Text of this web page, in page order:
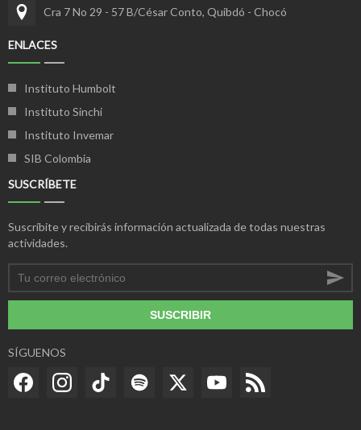
Cra 7 No 29 - 57 B/César Conto, Quibdó - Chocó
ENLACES
Instituto Humbolt
Instituto Sinchi
Instituto Invemar
SIB Colombia
SUSCRÍBETE
Suscríbite y recibirás información actualizada de todas nuestras
actividades.
SUSCRIBIR
SÍGUENOS